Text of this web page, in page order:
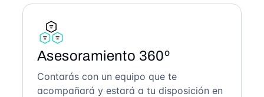
Asesoramiento 360º
Contarás con un equipo que te
acompañará y estará a tu disposición en